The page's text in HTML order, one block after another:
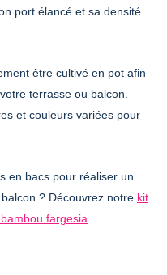
port élancé et sa densité
être cultivé en pot afin
terrasse ou balcon.
et couleurs variées pour
en bacs pour réaliser un
? Découvrez notre kit
fargesia